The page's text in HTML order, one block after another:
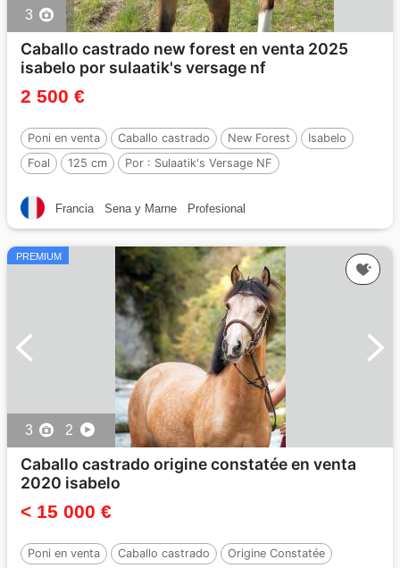
3
Caballo castrado new forest en venta 2025
isabelo por sulaatik's versage nf
2 500 €
Poni en venta Caballo castrado New Forest
Isabelo
Foal
125 cm Por : Sulaatik's Versage NF
Francia Sena y Marne Profesional
PREMIUM
3 2
Caballo castrado origine constatée en venta
2020 isabelo
< 15 000 €
Poni en venta Caballo castrado
Origine Constatée